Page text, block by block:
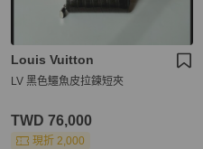
Louis Vuitton
LV 黑色鱷魚皮拉鍊短夾
TWD 76,000
現折 2,000